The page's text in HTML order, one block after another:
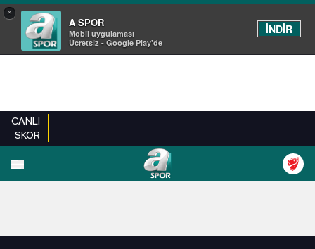
×
A SPOR
Mobil uygulaması
Ücretsiz - Google Play'de
İNDİR
CANLI
SKOR
FUTBOL